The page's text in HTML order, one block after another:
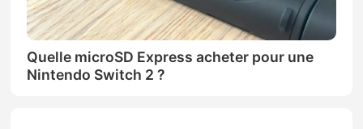
Quelle microSD Express acheter pour une
Nintendo Switch 2 ?